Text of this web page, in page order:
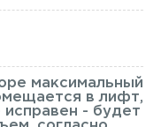
максимальный
в лифт,
- будет